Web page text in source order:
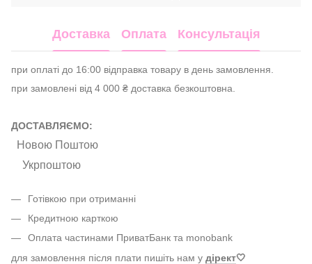
Доставка Оплата Консультація
при оплаті до 16:00 відправка товару в день замовлення.
при замовлені від 4 000 ₴ доставка безкоштовна.
ДОСТАВЛЯЄМО:
Новою Поштою
Укрпоштою
Готівкою при отриманні
Кредитною карткою
Оплата частинами ПриватБанк та monobank
для замовлення після плати пишіть нам у дірект🤍